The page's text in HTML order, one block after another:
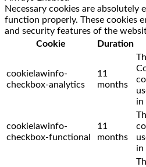
Necessary cookies are absolutely
function properly. These cookies
and security features of the
Cookie
Duration
cookielawinfo-
checkbox-analytics
11
months
in
cookielawinfo-
checkbox-functional
11
months
in